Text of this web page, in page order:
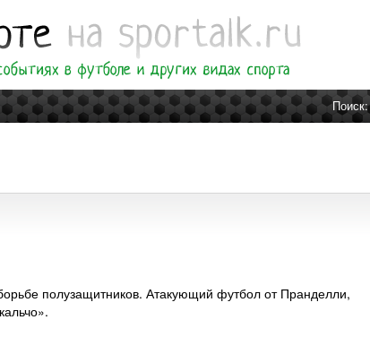
Поиск:
полузащитников. Атакующий футбол от Пранделли,